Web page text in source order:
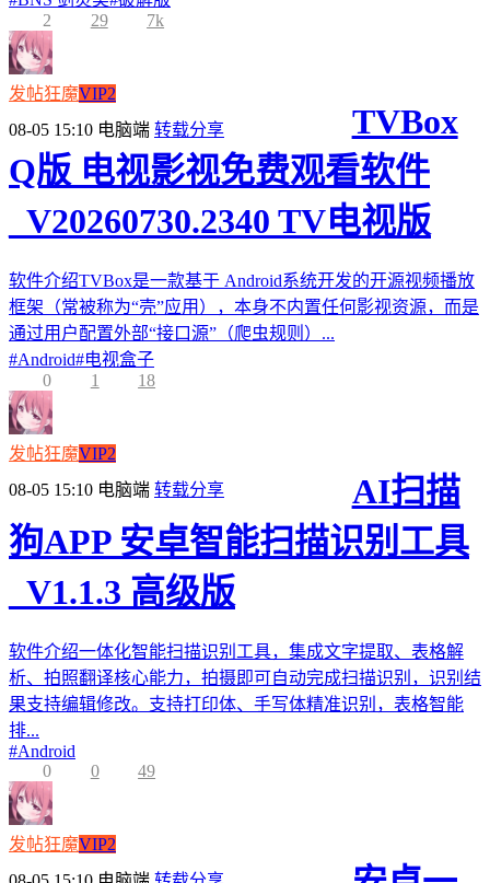
2
29 7k
发帖狂魔VIP2
08-05 15:10 电脑端 转载分享
TVBox
Q版 电视影视免费观看软件
_V20260730.2340 TV电视版
软件介绍TVBox是一款基于 Android系统开发的开源视频播放
框架（常被称为“壳”应用），本身不内置任何影视资源，而是
通过用户配置外部“接口源”（爬虫规则）...
#Android#电视盒子
0
1 18
发帖狂魔VIP2
08-05 15:10 电脑端 转载分享
AI扫描
狗APP 安卓智能扫描识别工具
_V1.1.3 高级版
软件介绍一体化智能扫描识别工具，集成文字提取、表格解
析、拍照翻译核心能力，拍摄即可自动完成扫描识别，识别结
果支持编辑修改。支持打印体、手写体精准识别，表格智能
排...
#Android
0
0 49
发帖狂魔VIP2